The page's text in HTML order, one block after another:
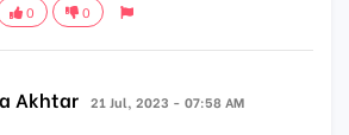
0 0
Akhtar 21 Jul, 2023 - 07:58 AM